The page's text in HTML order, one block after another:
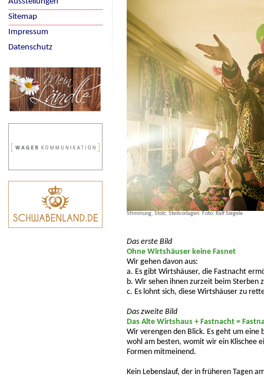
Stimmung, Stolz, Steilvorlagen. Foto: Ralf Siegele
Das erste Bild
Ohne Wirtshäuser keine Fasnet
Wir gehen davon aus:
a. Es gibt Wirtshäuser, die Fastnacht
b. Wir sehen ihnen zurzeit beim Sterben
c. Es lohnt sich, diese Wirtshäuser zu
Das zweite Bild
Das Alte Wirtshaus + Fastnacht =
Wir verengen den Blick. Es geht um
wohl am besten, womit wir ein Klischee
Formen mitmeinend.
Kein Lebenslauf, der in früheren Tagen
Sitemap
Impressum
Datenschutz